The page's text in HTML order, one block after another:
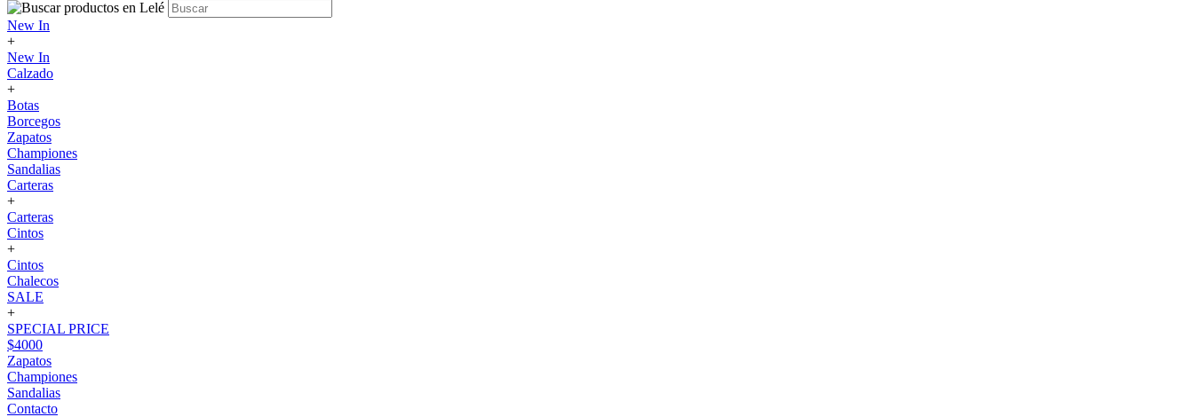
New In
+
New In
Calzado
+
Botas
Borcegos
Zapatos
Championes
Sandalias
Carteras
+
Carteras
Cintos
+
Cintos
Chalecos
SALE
+
SPECIAL PRICE
$4000
Zapatos
Championes
Sandalias
Contacto